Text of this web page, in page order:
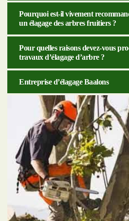
Pourquoi est-il vivement
un élagage des arbres fruitiers ?
Pour quelles raisons devez-vous
travaux d’élagage d’arbre ?
Entreprise d’élagage Baalons